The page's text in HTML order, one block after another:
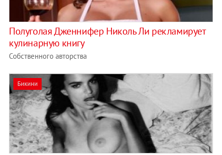
Полуголая Дженнифер Николь Ли рекламирует
кулинарную книгу
Собственного авторства
Бикини